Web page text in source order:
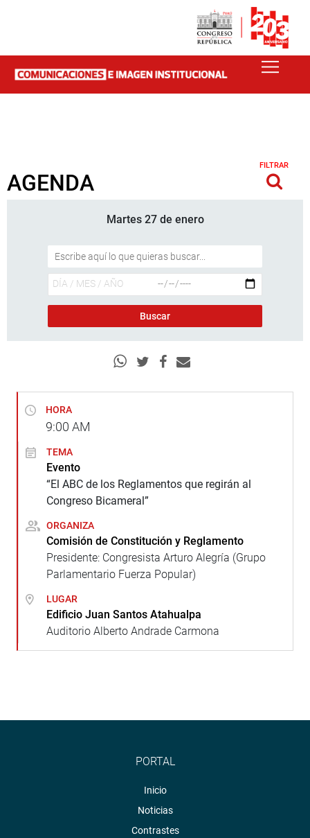
AGENDA
FILTRAR
Martes 27 de enero
HORA
9:00 AM
TEMA
Evento
“El ABC de los Reglamentos que regirán al
Congreso Bicameral”
ORGANIZA
Comisión de Constitución y Reglamento
Presidente: Congresista Arturo Alegría (Grupo
Parlamentario Fuerza Popular)
LUGAR
Edificio Juan Santos Atahualpa
Auditorio Alberto Andrade Carmona
PORTAL
Inicio
Noticias
Contrastes